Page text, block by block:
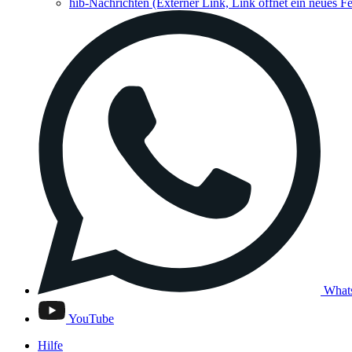
hib-Nachrichten (Externer Link, Link öffnet ein neues
YouTube
Hilfe